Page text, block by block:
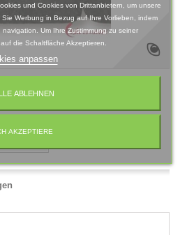
Mehr
und Cookies von Drittanbietern, um unsere
Werbung in Bezug auf Ihre Vorlieben, indem
Um Ihre Zustimmung zu seiner
die Schaltfläche Akzeptieren.
anpassen
ABLEHNEN
AKZEPTIERE